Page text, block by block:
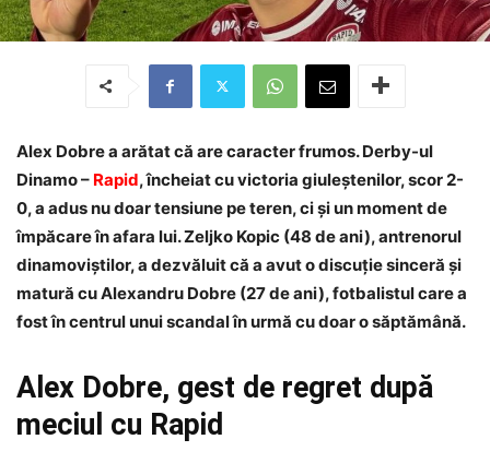
Alex Dobre a arătat că are caracter frumos. Derby-ul
Dinamo – Rapid, încheiat cu victoria giuleștenilor, scor 2-
0, a adus nu doar tensiune pe teren, ci și un moment de
împăcare în afara lui. Zeljko Kopic (48 de ani), antrenorul
dinamoviștilor, a dezvăluit că a avut o discuție sinceră și
matură cu Alexandru Dobre (27 de ani), fotbalistul care a
fost în centrul unui scandal în urmă cu doar o săptămână.
Alex Dobre, gest de regret după
meciul cu Rapid